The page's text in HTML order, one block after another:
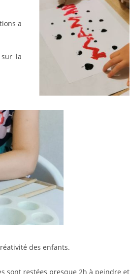
la
des enfants.